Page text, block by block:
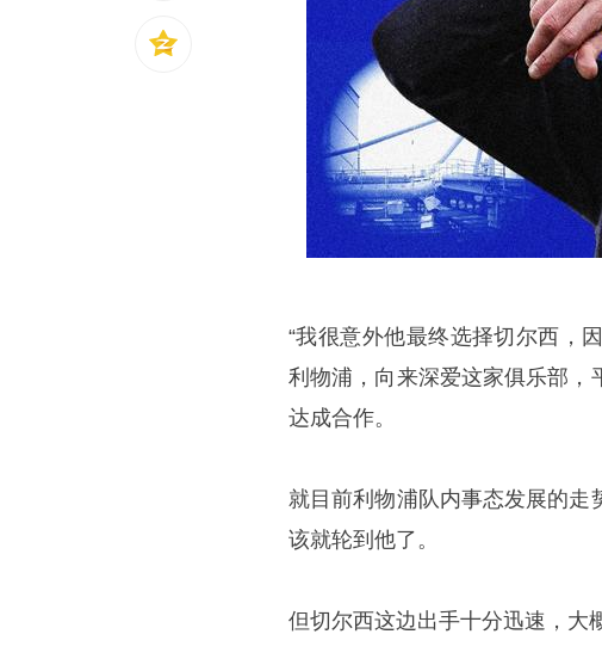
“我很意外他最终选择切尔西，
利物浦，向来深爱这家俱乐部，
达成合作。
就目前利物浦队内事态发展的走
该就轮到他了。
但切尔西这边出手十分迅速，大